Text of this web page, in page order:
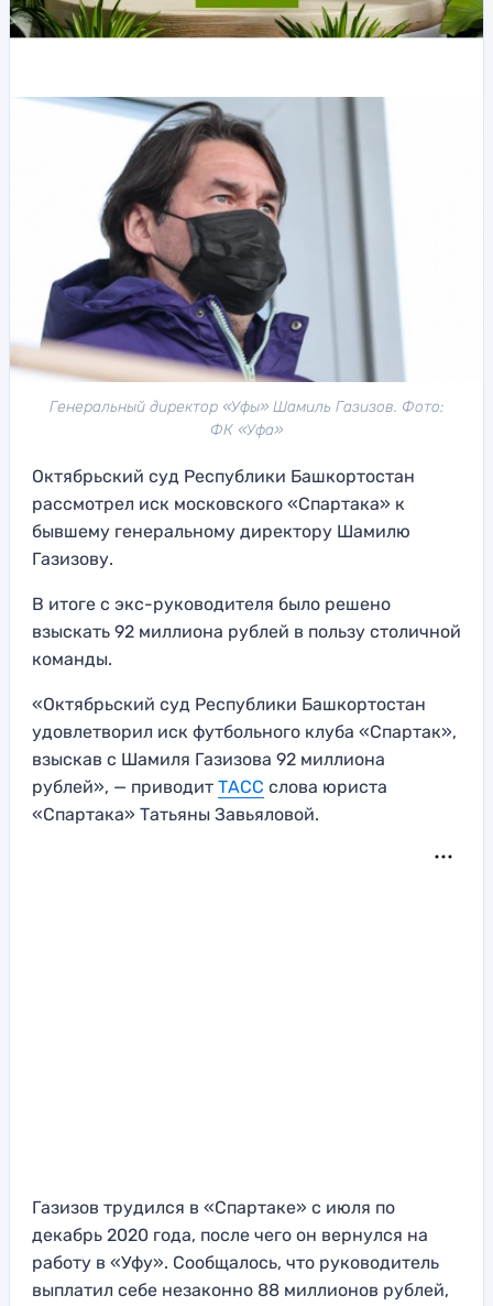
Генеральный директор «Уфы» Шамиль Газизов. Фото:
ФК «Уфа»
Октябрьский суд Республики Башкортостан
рассмотрел иск московского «Спартака» к
бывшему генеральному директору Шамилю
Газизову.
В итоге с экс-руководителя было решено
взыскать 92 миллиона рублей в пользу столичной
команды.
«Октябрьский суд Республики Башкортостан
удовлетворил иск футбольного клуба «Спартак»,
взыскав с Шамиля Газизова 92 миллиона
рублей», — приводит ТАСС слова юриста
«Спартака» Татьяны Завьяловой.
Газизов трудился в «Спартаке» с июля по
декабрь 2020 года, после чего он вернулся на
работу в «Уфу». Сообщалось, что руководитель
выплатил себе незаконно 88 миллионов рублей,